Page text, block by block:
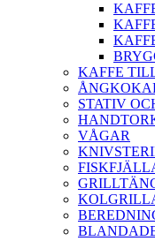
KAFFE
STATIV
VÅGAR